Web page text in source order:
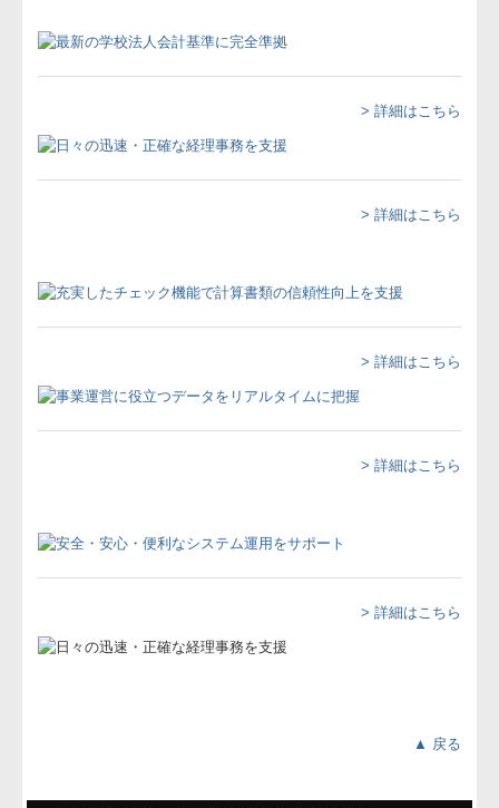
戦略財務情報システム
個人情報保護方針
> 詳細はこちら
> 詳細はこちら
> 詳細はこちら
> 詳細はこちら
> 詳細はこちら
▲ 戻る